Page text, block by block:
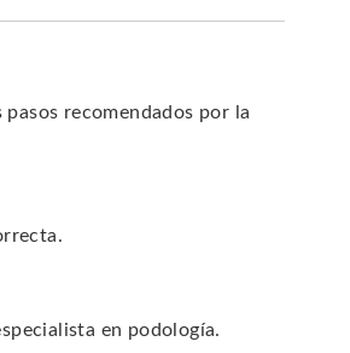
recomendados por la
en podología.